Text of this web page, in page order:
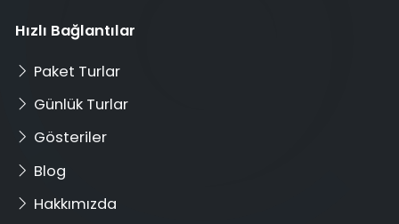
Hızlı Bağlantılar
Paket Turlar
Günlük Turlar
Gösteriler
Blog
Hakkımızda